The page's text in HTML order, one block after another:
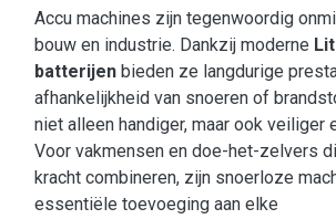
Accu machines zijn tegenwoordig
bouw en industrie. Dankzij moderne
batterijen bieden ze langdurige
afhankelijkheid van snoeren of
niet alleen handiger, maar ook veiliger
Voor vakmensen en doe-het-zelvers
kracht combineren, zijn snoerloze
essentiële toevoeging aan elke